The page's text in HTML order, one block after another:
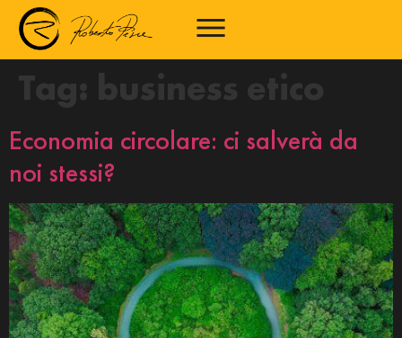
Tag: business etico
Economia circolare: ci salverà da
noi stessi?